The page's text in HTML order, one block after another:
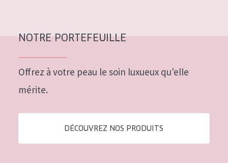
NOTRE PORTEFEUILLE
Offrez à votre peau le soin luxueux qu'elle
mérite.
DÉCOUVREZ NOS PRODUITS